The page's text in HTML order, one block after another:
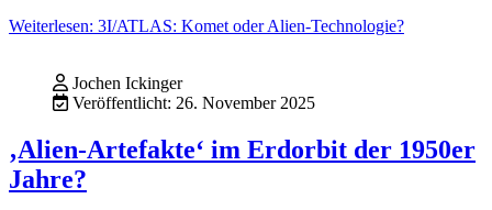
Weiterlesen: 3I/ATLAS: Komet oder Alien-Technologie?
Jochen Ickinger
Veröffentlicht: 26. November 2025
‚Alien-Artefakte‘ im Erdorbit der 1950er
Jahre?